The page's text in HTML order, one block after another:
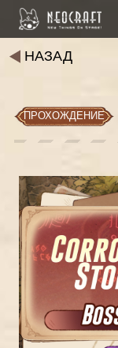
НАЗАД
ПРОХОЖДЕНИЕ